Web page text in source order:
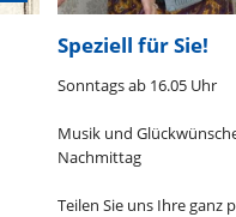
Speziell für Sie!
Sonntags ab 16.05 Uhr
Musik und
Nachmittag
Teilen Sie uns Ihre ganz